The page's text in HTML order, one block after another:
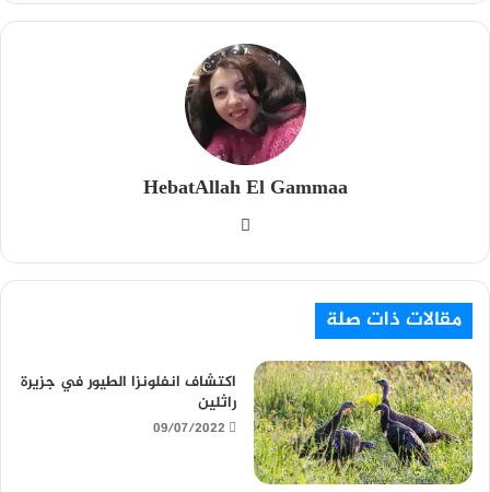
HebatAllah El Gammaa
ق
و
ي
ب
مقالات ذات صلة
اكتشاف انفلونزا الطيور في جزيرة
راثلين
09/07/2022